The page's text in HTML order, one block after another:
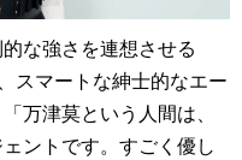
な強さを連想させる
スマートな紳士的なエー
万津莫という人間は、
ントです。すごく優し